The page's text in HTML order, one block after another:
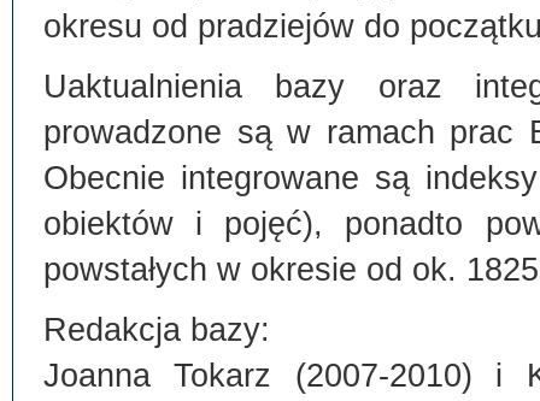
okresu od pradziejów do
Uaktualnienia bazy oraz
prowadzone są w ramach prac
Obecnie integrowane są
obiektów i pojęć), ponadto
powstałych w okresie od ok.
Redakcja bazy:
Joanna Tokarz (2007-2010) i